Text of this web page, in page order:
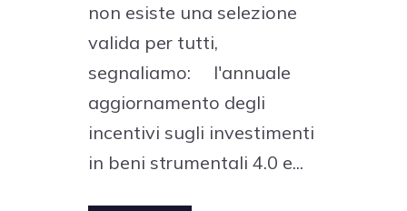
non esiste una selezione
valida per tutti,
segnaliamo: l'annuale
aggiornamento degli
incentivi sugli investimenti
in beni strumentali 4.0 e...